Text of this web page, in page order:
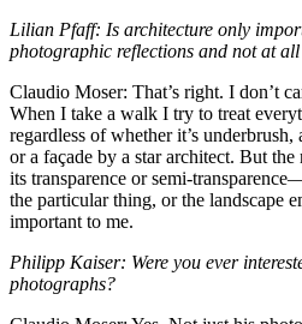
Lilian Pfaff: Is architecture only
photographic reflections and not at
Claudio Moser: That’s right. I don’t
When I take a walk I try to treat
regardless of whether it’s
or a façade by a star architect. But
its transparence or semi-
the particular thing, or the landscape
important to me.
Philipp Kaiser: Were you ever
photographs?